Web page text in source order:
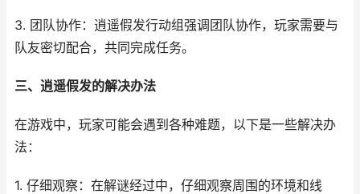
3. 团队协作：逍遥假发行动组强调团队协作，玩家需要与
队友密切配合，共同完成任务。
三、逍遥假发的解决办法
在游戏中，玩家可能会遇到各种难题，以下是一些解决办
法：
1. 仔细观察：在解谜经过中，仔细观察周围的环境和线